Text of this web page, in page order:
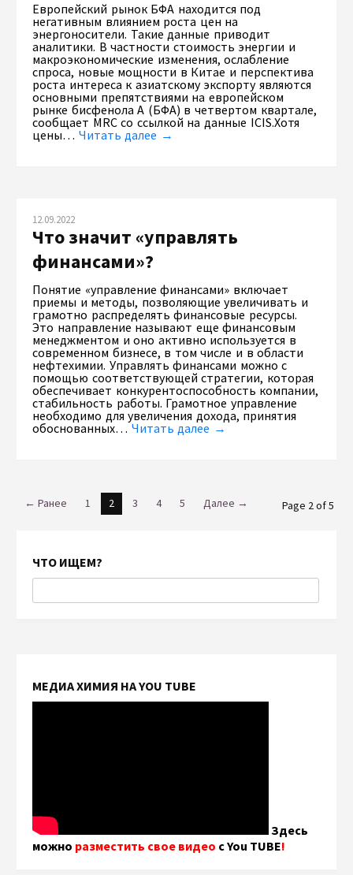
Европейский рынок БФА находится под
негативным влиянием роста цен на
энергоносители. Такие данные приводит
аналитики. В частности стоимость энергии и
макроэкономические изменения, ослабление
спроса, новые мощности в Китае и перспектива
роста интереса к азиатскому экспорту являются
основными препятствиями на европейском
рынке бисфенола А (БФА) в четвертом квартале,
сообщает MRC со ссылкой на данные ICIS.Хотя
цены… Читать далее →
12.09.2022
Что значит «управлять
финансами»?
Понятие «управление финансами» включает
приемы и методы, позволяющие увеличивать и
грамотно распределять финансовые ресурсы.
Это направление называют еще финансовым
менеджментом и оно активно используется в
современном бизнесе, в том числе и в области
нефтехимии. Управлять финансами можно с
помощью соответствующей стратегии, которая
обеспечивает конкурентоспособность компании,
стабильность работы. Грамотное управление
необходимо для увеличения дохода, принятия
обоснованных… Читать далее →
← Ранее 1 2 3 4 5 Далее → Page 2 of 5
ЧТО ИЩЕМ?
МЕДИА ХИМИЯ НА YOU TUBE
Здесь
можно разместить свое видео с You TUBE!